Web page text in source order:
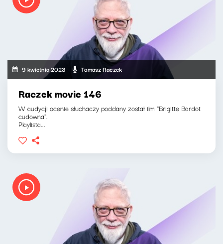
9 kwietnia 2023 Tomasz Raczek
Raczek movie 146
W audycji ocenie słuchaczy poddany został ilm "Brigitte Bardot
cudowna".
Playlista...